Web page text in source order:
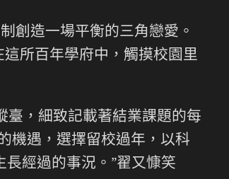
創造一場平衡的三角戀愛。
所百年學府中，觸摸校園里
臺，細致記載著結業課題的每
機遇，選擇留校過年，以科
經過的事況。”翟又慷笑